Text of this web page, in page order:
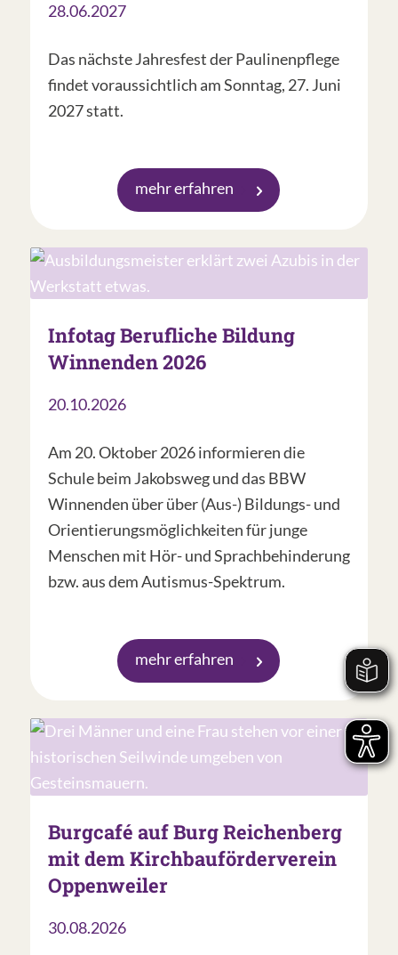
28.06.2027
Das nächste Jahresfest der Paulinenpflege
findet voraussichtlich am Sonntag, 27. Juni
2027 statt.
mehr erfahren
Infotag Berufliche Bildung
Winnenden 2026
20.10.2026
Am 20. Oktober 2026 informieren die
Schule beim Jakobsweg und das BBW
Winnenden über über (Aus-) Bildungs- und
Orientierungsmöglichkeiten für junge
Menschen mit Hör- und Sprachbehinderung
bzw. aus dem Autismus-Spektrum.
mehr erfahren
Burgcafé auf Burg Reichenberg
mit dem Kirchbauförderverein
Oppenweiler
30.08.2026